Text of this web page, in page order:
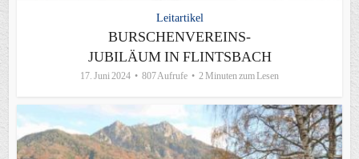
Leitartikel
BURSCHENVEREINS-
JUBILÄUM IN FLINTSBACH
17. Juni 2024 807 Aufrufe 2 Minuten zum Lesen